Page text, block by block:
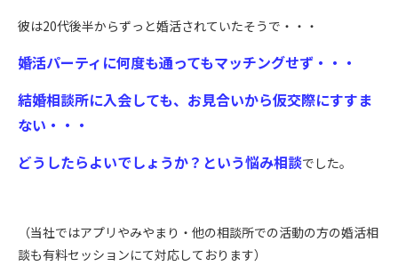
彼は20代後半からずっと婚活されていたそうで・・・
婚活パーティに何度も通ってもマッチングせず・・・
結婚相談所に入会しても、お見合いから仮交際にすすま
ない・・・
どうしたらよいでしょうか？という悩み相談でした。
（当社ではアプリやみやまり・他の相談所での活動の方の婚活相
談も有料セッションにて対応しております）